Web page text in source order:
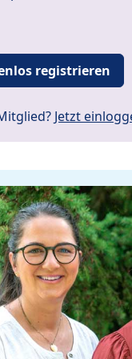
registrieren
Jetzt